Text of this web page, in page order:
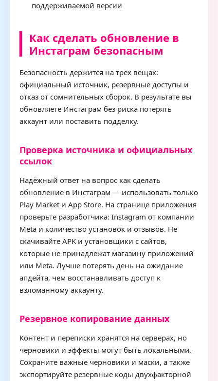
поддерживаемой версии
Как сделать обновление в
Инстаграм безопасным
Безопасность держится на трёх вещах:
официальный источник, резервные доступы и
отказ от сомнительных сборок. В результате вы
обновляете Инстаграм без риска потерять
аккаунт или поставить подделку.
Проверка источника и официальных
ссылок
Надёжный ответ на вопрос как сделать
обновление в Инстаграм — использовать только
Play Market и App Store. На странице приложения
проверьте разработчика: Instagram от компании
Meta и количество установок и отзывов. Не
скачивайте APK и установщики с сайтов,
которые не принадлежат магазину приложений
или Meta. Лучше потерять день на ожидание
апдейта, чем восстанавливать доступ к
взломанному аккаунту.
Резервное копирование данных
Контент и переписки хранятся на серверах, но
черновики и эффекты могут быть локальными.
Сохраните важные черновики и маски, а также
экспортируйте резервные коды двухфакторной